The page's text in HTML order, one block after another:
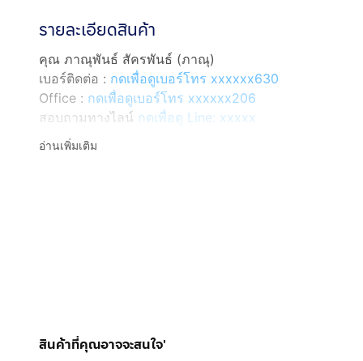
รายละเอียดสินค้า
คุณ ภาณุพันธ์ สัครพันธ์ (ภาณุ)
เบอร์ติดต่อ : กดเพื่อดูเบอร์โทร xxxxxx630
Office : กดเพื่อดูเบอร์โทร xxxxxx206
สอบถามทางไลน์ กดเพื่อดู Line: xxxxx
Line ID: @interhome
อ่านเพิ่มเติม
สินค้าที่คุณอาจจะสนใจ'